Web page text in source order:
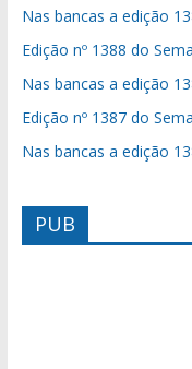
Nas bancas a edição
Edição nº 1388 do
Nas bancas a edição
Edição nº 1387 do
Nas bancas a edição
PUB